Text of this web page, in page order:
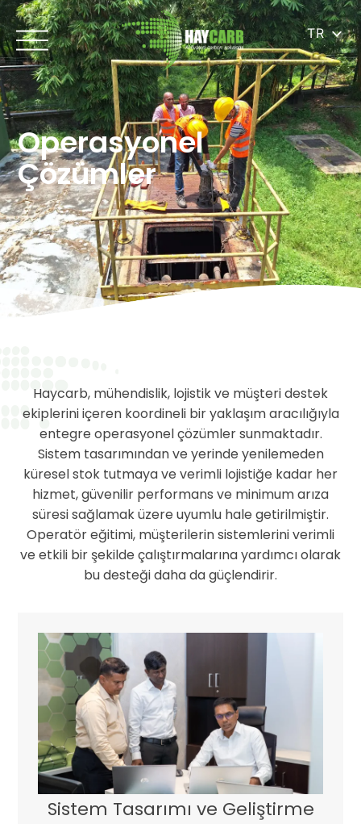
TR
Operasyonel
Çözümler
Haycarb, mühendislik, lojistik ve müşteri destek
ekiplerini içeren koordineli bir yaklaşım aracılığıyla
entegre operasyonel çözümler sunmaktadır.
Sistem tasarımından ve yerinde yenilemeden
küresel stok tutmaya ve verimli lojistiğe kadar her
hizmet, güvenilir performans ve minimum arıza
süresi sağlamak üzere uyumlu hale getirilmiştir.
Operatör eğitimi, müşterilerin sistemlerini verimli
ve etkili bir şekilde çalıştırmalarına yardımcı olarak
bu desteği daha da güçlendirir.
Sistem Tasarımı ve Geliştirme